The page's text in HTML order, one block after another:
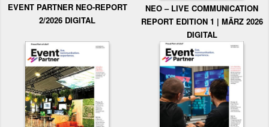
EVENT PARTNER NEO-REPORT
2/2026 DIGITAL
NEO – LIVE COMMUNICATION
REPORT EDITION 1 | MÄRZ 2026
DIGITAL